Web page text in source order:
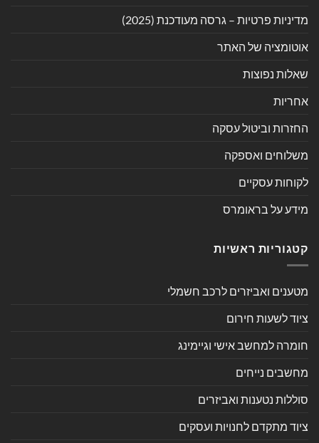
מדיניות פרטיות – גרסה מעודכנת (2025)
אוטומציה של האתר
שאלות נפוצות
אחריות
החזרות וביטול עסקה
משלוחים ואספקה
לקוחות עסקיים
מידע על בראומרס
קטגוריות ראשיות
מטענים ואביזרים לרכב חשמלי
ציוד לשעות חירום
חומרה למחשב אישי וגיימינג
מחשבים נייחים
סוללות נטענות ואביזרים
ציוד מתקדם לחנויות ועסקים